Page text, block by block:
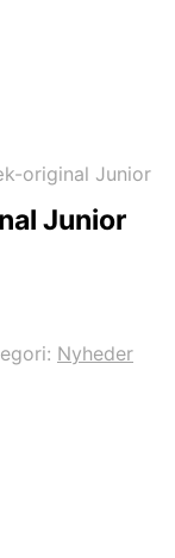
original Junior
Junior
Nyheder